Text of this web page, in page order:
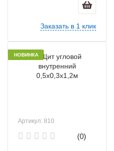
Заказать в 1 клик
НОВИНКА
Артикул: 810
(0)